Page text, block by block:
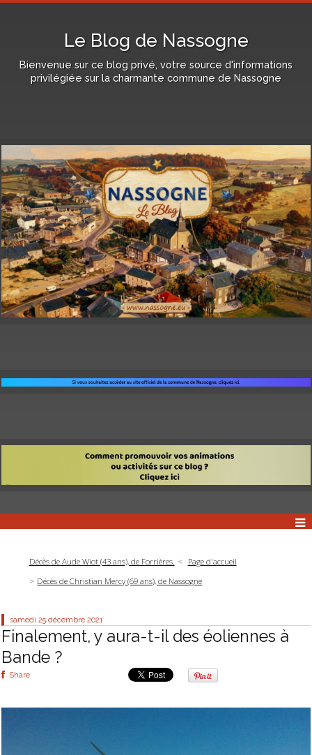
Le Blog de Nassogne
Bienvenue sur ce blog privé, votre source d'informations
privilégiée sur la charmante commune de Nassogne
Décès de Aude Wiot (43 ans), de Forrières.
Page d'accueil
Décès de Christian Mercy (69 ans), de Nassogne
samedi 25 décembre 2021
Finalement, y aura-t-il des éoliennes à
Bande ?
Share